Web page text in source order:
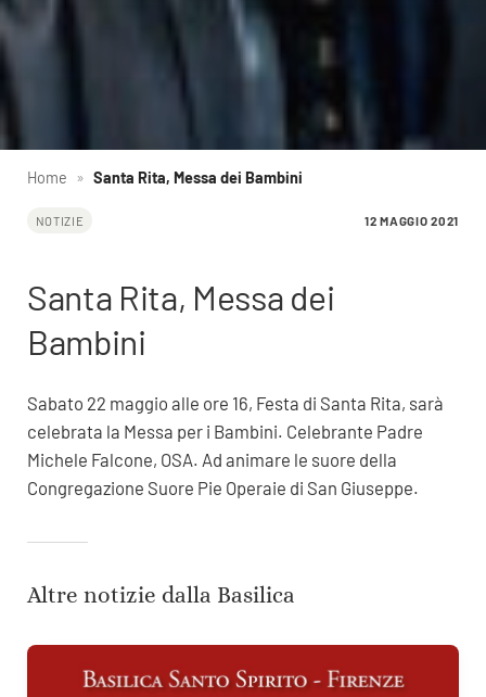
Home » Santa Rita, Messa dei Bambini
NOTIZIE 12 MAGGIO 2021
Santa Rita, Messa dei
Bambini
Sabato 22 maggio alle ore 16, Festa di Santa Rita, sarà
celebrata la Messa per i Bambini. Celebrante Padre
Michele Falcone, OSA. Ad animare le suore della
Congregazione Suore Pie Operaie di San Giuseppe.
Altre notizie dalla Basilica